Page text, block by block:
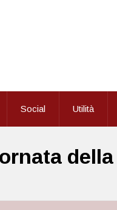
Social Utilità